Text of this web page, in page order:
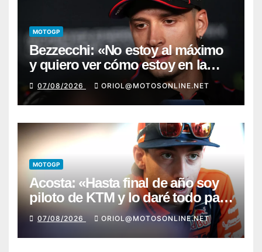
MOTOGP
Bezzecchi: «No estoy al máximo
y quiero ver cómo estoy en la
moto; desde Aragón será una
guerra»
07/08/2026 ORIOL@MOTOSONLINE.NET
MOTOGP
Acosta: «Hasta final de año soy
piloto de KTM y lo daré todo para
conseguir mi primera victoria»
07/08/2026 ORIOL@MOTOSONLINE.NET